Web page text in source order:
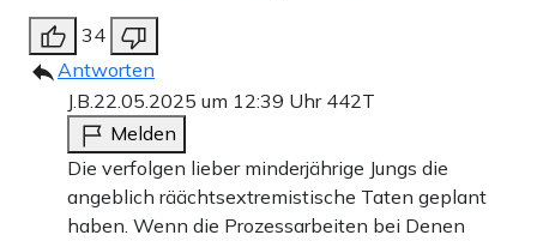
34
Antworten
J.B.22.05.2025 um 12:39 Uhr 442T
Melden
Die verfolgen lieber minderjährige Jungs die
angeblich räächtsextremistische Taten geplant
haben. Wenn die Prozessarbeiten bei Denen